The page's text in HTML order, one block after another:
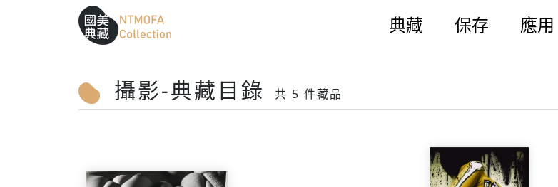
跳到中間主要內容區
網站導覽
::: 典藏 保存 應用
攝影-典藏目錄 共 5 件藏品